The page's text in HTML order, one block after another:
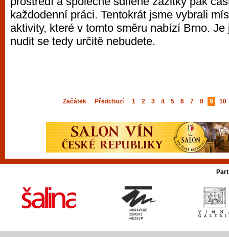
každodenní práci. Tentokrát jsme vybrali
aktivity, které v tomto směru nabízí Brno.
nudit se tedy určitě nebudete.
Začátek Předchozí 1 2 3 4 5 6 7 8 9 10